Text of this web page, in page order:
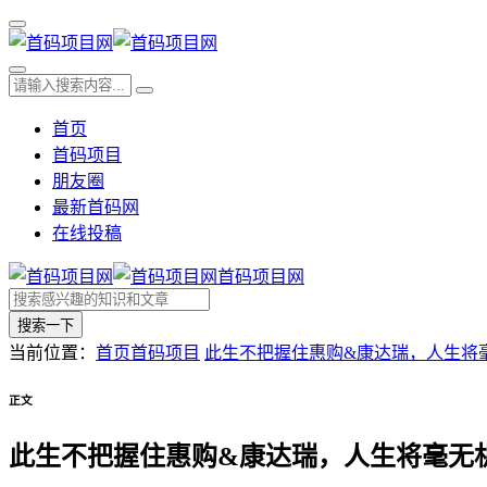
首页
首码项目
朋友圈
最新首码网
在线投稿
首码项目网
搜索一下
当前位置： 首页首码项目 此生不把握住惠购&康达瑞，人生将
正文
此生不把握住惠购&康达瑞，人生将毫无